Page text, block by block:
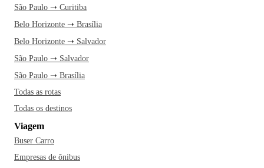
São Paulo ➝ Curitiba
Belo Horizonte ➝ Brasília
Belo Horizonte ➝ Salvador
São Paulo ➝ Salvador
São Paulo ➝ Brasília
Todas as rotas
Todas os destinos
Viagem
Buser Carro
Empresas de ônibus